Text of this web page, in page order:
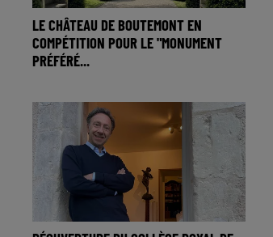
LE CHÂTEAU DE BOUTEMONT EN
COMPÉTITION POUR LE "MONUMENT
PRÉFÉRÉ...